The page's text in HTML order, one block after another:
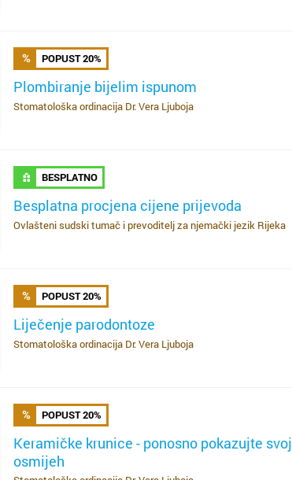
SAZNAJ VIŠE
POPUST 20%
Plombiranje bijelim ispunom
Stomatološka ordinacija Dr. Vera Ljuboja
SAZNAJ VIŠE
BESPLATNO
Besplatna procjena cijene prijevoda
Ovlašteni sudski tumač i prevoditelj za njemački jezik Rijeka
SAZNAJ VIŠE
POPUST 20%
Liječenje parodontoze
Stomatološka ordinacija Dr. Vera Ljuboja
SAZNAJ VIŠE
POPUST 20%
Keramičke krunice - ponosno pokazujte svoj
osmijeh